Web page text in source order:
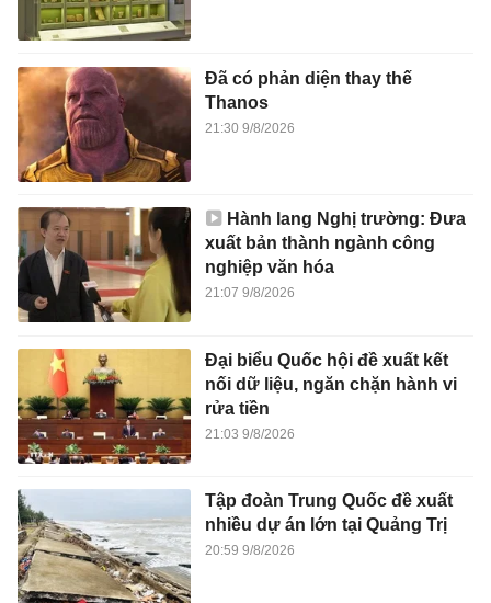
Đã có phản diện thay thế
Thanos
21:30 9/8/2026
Hành lang Nghị trường: Đưa
xuất bản thành ngành công
nghiệp văn hóa
21:07 9/8/2026
Đại biểu Quốc hội đề xuất kết
nối dữ liệu, ngăn chặn hành vi
rửa tiền
21:03 9/8/2026
Tập đoàn Trung Quốc đề xuất
nhiều dự án lớn tại Quảng Trị
20:59 9/8/2026